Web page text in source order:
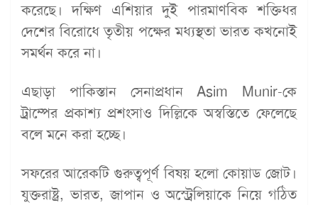
করেছে। দক্ষিণ এশিয়ার দুই পারমাণবিক শক্তিধর
দেশের বিরোধে তৃতীয় পক্ষের মধ্যস্থতা ভারত কখনোই
সমর্থন করে না।
এছাড়া পাকিস্তান সেনাপ্রধান Asim Munir-কে
ট্রাম্পের প্রকাশ্য প্রশংসাও দিল্লিকে অস্বস্তিতে ফেলেছে
বলে মনে করা হচ্ছে।
সফরের আরেকটি গুরুত্বপূর্ণ বিষয় হলো কোয়াড জোট।
যুক্তরাষ্ট্র, ভারত, জাপান ও অস্ট্রেলিয়াকে নিয়ে গঠিত